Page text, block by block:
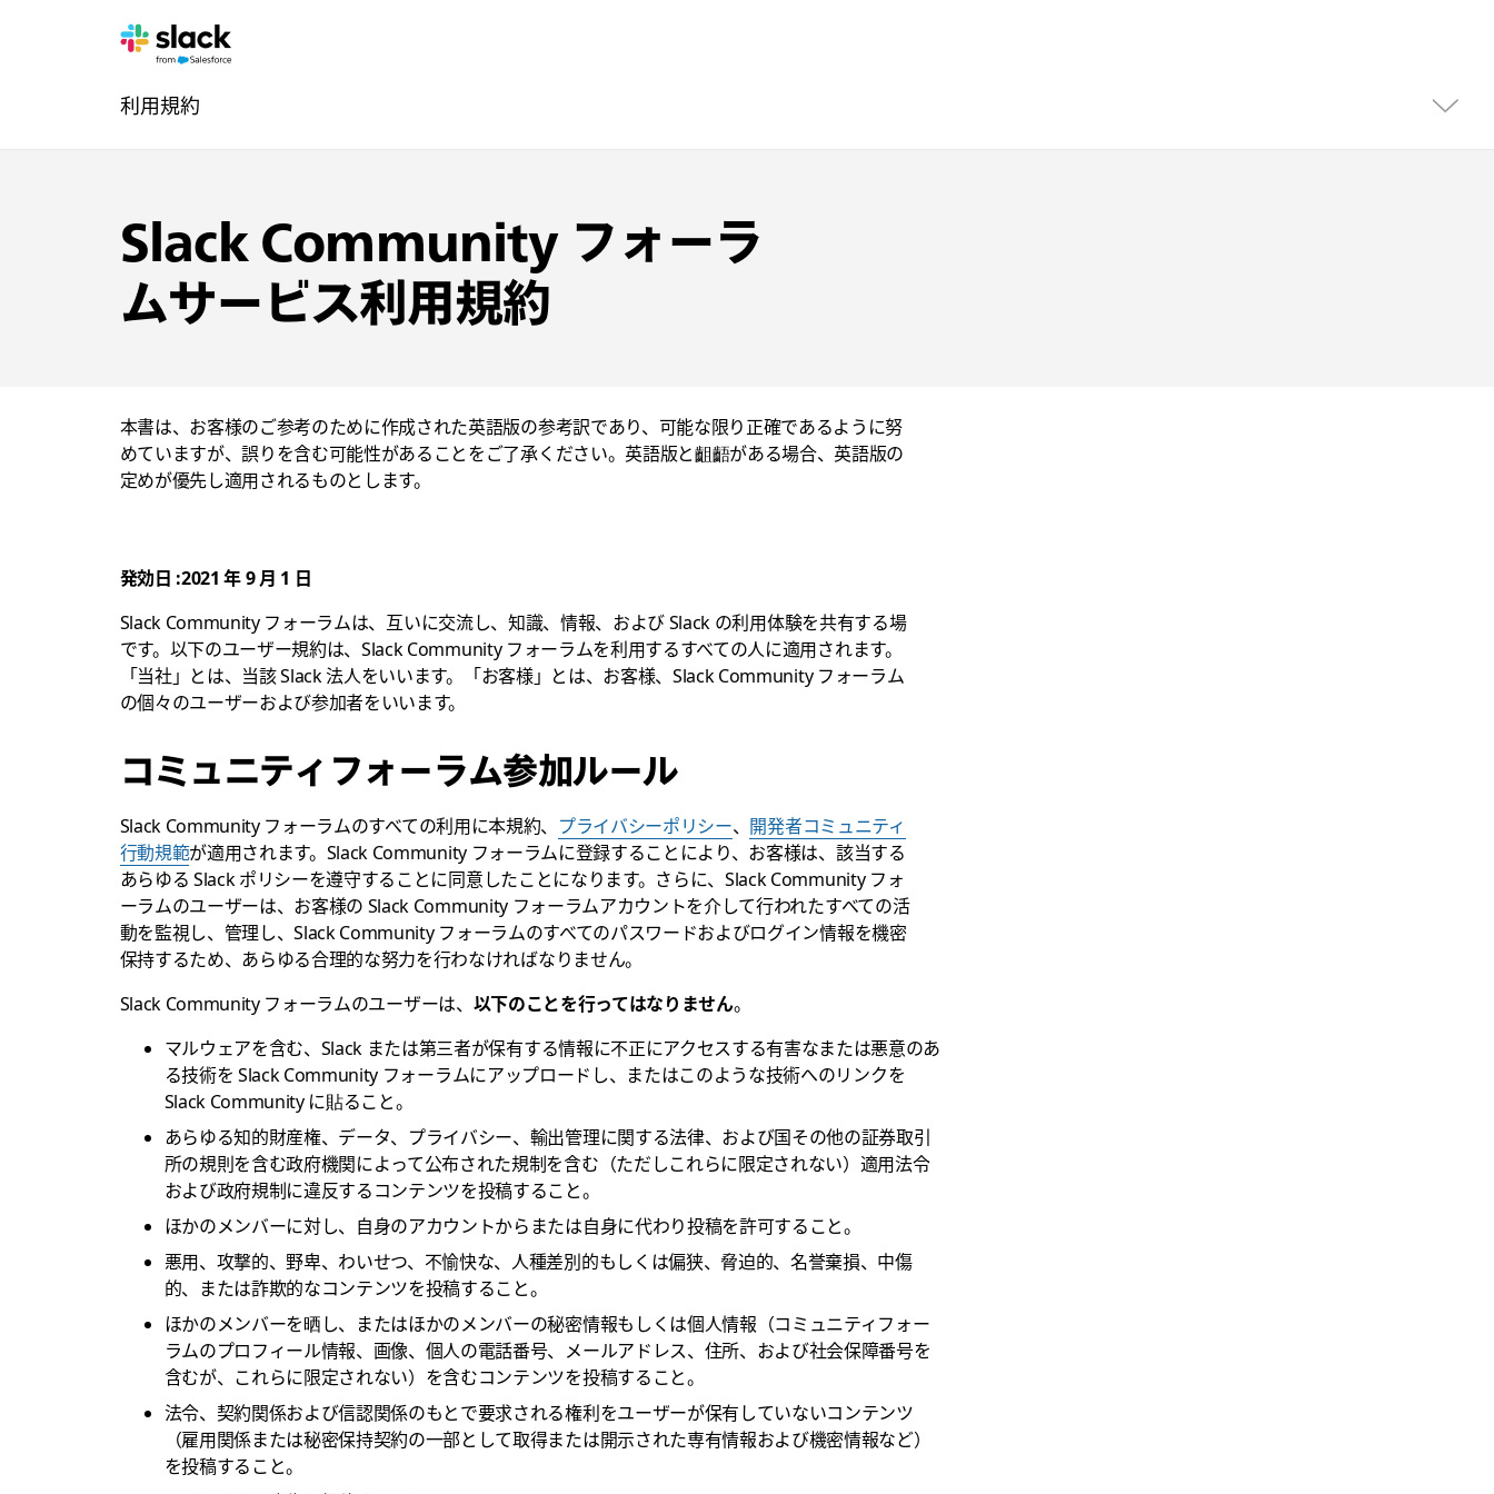
Slack Community フォーラ
ムサービス利用規約
追
利用規約ペ
本書は、お客様のご参考のために作成された英語版の参考訳であり、可能な限り正確であるように努
めていますが、誤りを含む可能性があることをご了承ください。英語版と齟齬がある場合、英語版の
定めが優先し適用されるものとします。
発効日 :2021 年 9 月 1 日
Slack Community フォーラムは、互いに交流し、知識、情報、および Slack の利用体験を共有する場
です。以下のユーザー規約は、Slack Community フォーラムを利用するすべての人に適用されます。
「当社」とは、当該 Slack 法人をいいます。「お客様」とは、お客様、Slack Community フォーラム
の個々のユーザーおよび参加者をいいます。
コミュニティフォーラム参加ルール
Slack Community フォーラムのすべての利用に本規約、 プライバシーポリシー、 開発者コミュニティ
行動規範が適用されます。Slack Community フォーラムに登録することにより、お客様は、該当する
あらゆる Slack ポリシーを遵守することに同意したことになります。さらに、Slack Community フォ
ーラムのユーザーは、お客様の Slack Community フォーラムアカウントを介して行われたすべての活
動を監視し、管理し、Slack Community フォーラムのすべてのパスワードおよびログイン情報を機密
保持するため、あらゆる合理的な努力を行わなければなりません。
Slack Community フォーラムのユーザーは、 以下のことを行ってはなりません。
マルウェアを含む、Slack または第三者が保有する情報に不正にアクセスする有害なまたは悪意のあ
る技術を Slack Community フォーラムにアップロードし、またはこのような技術へのリンクを
Slack Community に貼ること。
あらゆる知的財産権、データ、プライバシー、輸出管理に関する法律、および国その他の証券取引
所の規則を含む政府機関によって公布された規制を含む（ただしこれらに限定されない）適用法令
および政府規制に違反するコンテンツを投稿すること。
ほかのメンバーに対し、自身のアカウントからまたは自身に代わり投稿を許可すること。
悪用、攻撃的、野卑、わいせつ、不愉快な、人種差別的もしくは偏狭、脅迫的、名誉棄損、中傷
的、または詐欺的なコンテンツを投稿すること。
ほかのメンバーを晒し、またはほかのメンバーの秘密情報もしくは個人情報（コミュニティフォー
ラムのプロフィール情報、画像、個人の電話番号、メールアドレス、住所、および社会保障番号を
含むが、これらに限定されない）を含むコンテンツを投稿すること。
法令、契約関係および信認関係のもとで要求される権利をユーザーが保有していないコンテンツ
（雇用関係または秘密保持契約の一部として取得または開示された専有情報および機密情報など）
を投稿すること。